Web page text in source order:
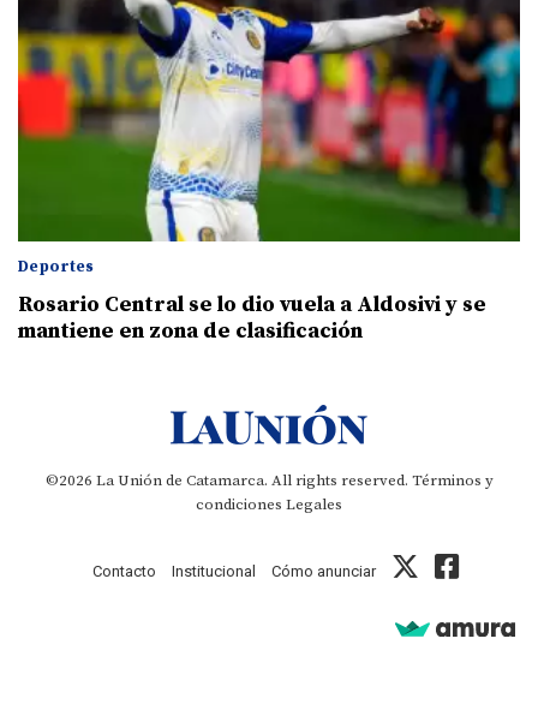
Deportes
Rosario Central se lo dio vuela a Aldosivi y se
mantiene en zona de clasificación
©2026 La Unión de Catamarca. All rights reserved. Términos y
condiciones Legales
Contacto Institucional Cómo anunciar